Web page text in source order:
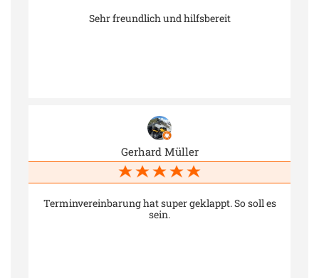
Beitrag zum Klimaschutz? Bitte melden Sie kein Auto
an! SCHADE, DASS DIESES LANDRATSAMT GEGEN
Sehr freundlich und hilfsbereit
Gerhard Müller
Terminvereinbarung hat super geklappt. So soll es
sein.